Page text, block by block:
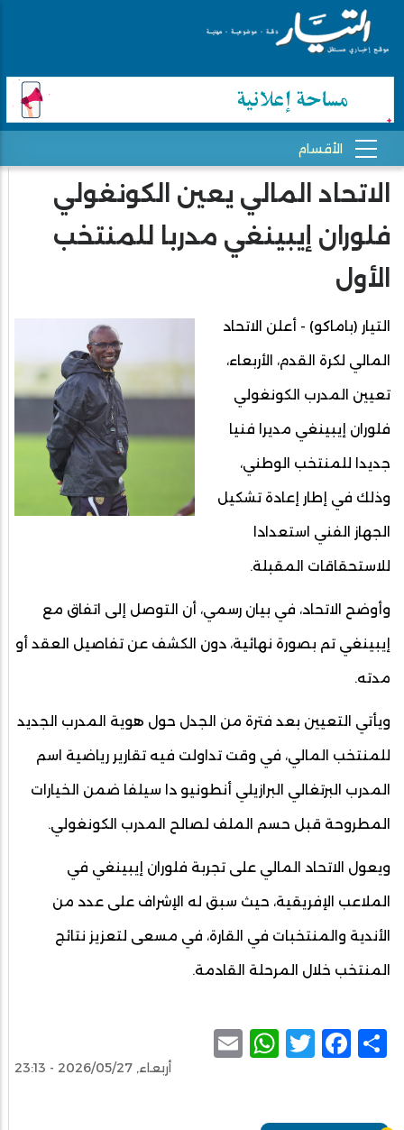
الاتحاد المالي يعين الكونغولي
فلوران إيبينغي مدربا للمنتخب
الأول
التيار (باماكو) - أعلن الاتحاد
المالي لكرة القدم، الأربعاء،
تعيين المدرب الكونغولي
فلوران إيبينغي مديرا فنيا
جديدا للمنتخب الوطني،
وذلك في إطار إعادة تشكيل
الجهاز الفني استعدادا
للاستحقاقات المقبلة.
وأوضح الاتحاد، في بيان رسمي، أن التوصل إلى اتفاق مع
إيبينغي تم بصورة نهائية، دون الكشف عن تفاصيل العقد أو
مدته.
ويأتي التعيين بعد فترة من الجدل حول هوية المدرب الجديد
للمنتخب المالي، في وقت تداولت فيه تقارير رياضية اسم
المدرب البرتغالي البرازيلي أنطونيو دا سيلفا ضمن الخيارات
المطروحة قبل حسم الملف لصالح المدرب الكونغولي.
ويعول الاتحاد المالي على تجربة فلوران إيبينغي في
الملاعب الإفريقية، حيث سبق له الإشراف على عدد من
الأندية والمنتخبات في القارة، في مسعى لتعزيز نتائج
المنتخب خلال المرحلة القادمة.
Share
Facebook
Twitter
WhatsApp
أربعاء, 2026/05/27 - 23:13